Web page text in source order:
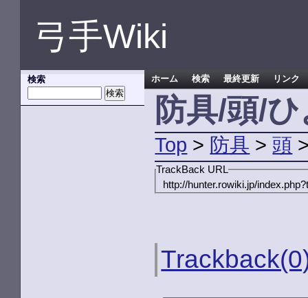
弓手Wiki
検索 ホーム 検索 最終更新 リンク
防具/頭/
Top > 防具 >頭
TrackBack URL
http://hunter.rowiki.jp/